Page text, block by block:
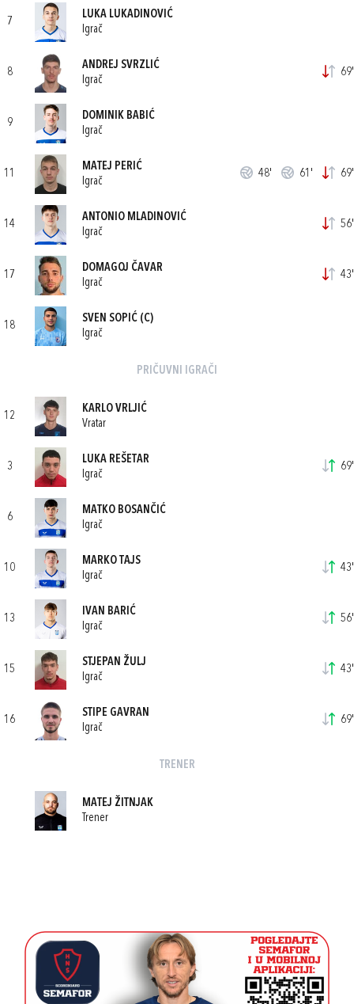
7
LUKA LUKADINOVIĆ
Igrač
8
ANDREJ SVRZLIĆ
Igrač
69'
9
DOMINIK BABIĆ
Igrač
11
MATEJ PERIĆ
Igrač
48' 61' 69'
14
ANTONIO MLADINOVIĆ
Igrač
56'
17
DOMAGOJ ČAVAR
Igrač
43'
18
SVEN SOPIĆ (C)
Igrač
PRIČUVNI IGRAČI
12
KARLO VRLJIĆ
Vratar
3
LUKA REŠETAR
Igrač
69'
6
MATKO BOSANČIĆ
Igrač
10
MARKO TAJS
Igrač
43'
13
IVAN BARIĆ
Igrač
56'
15
STJEPAN ŽULJ
Igrač
43'
16
STIPE GAVRAN
Igrač
69'
TRENER
MATEJ ŽITNJAK
Trener